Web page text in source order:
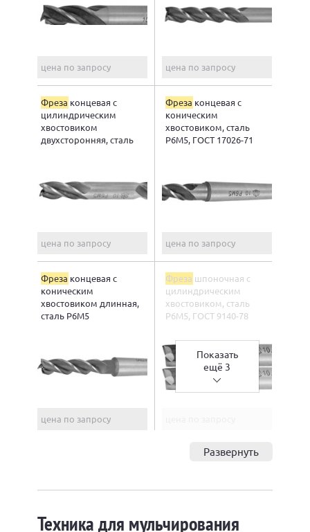
цена по запросу цена по запросу
Фреза концевая с
цилиндрическим
хвостовиком
двухсторонняя, сталь
цена по запросу
Фреза концевая с
коническим
хвостовиком, сталь
Р6М5, ГОСТ 17026-71
цена по запросу
Фреза концевая с
коническим
хвостовиком длинная,
сталь Р6М5
цена по запросу
Фреза шпоночная с
цилиндрическим
хвостовиком, сталь
Р6М5, ГОСТ 9140-78
Показать
ещё 3
Развернуть
Техника для мульчирования